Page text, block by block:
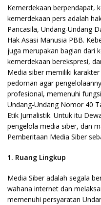
Kemerdekaan berpendapat,
kemerdekaan pers adalah
Pancasila, Undang-Undang
Hak Asasi Manusia PBB.
juga merupakan bagian dari
kemerdekaan berekspresi,
Media siber memiliki
pedoman agar
profesional, memenuhi
Undang-Undang Nomor 40
Etik Jurnalistik. Untuk itu
pengelola media siber, dan
Pemberitaan Media Siber
1. Ruang Lingkup
Media Siber adalah segala
wahana internet dan
memenuhi persyaratan